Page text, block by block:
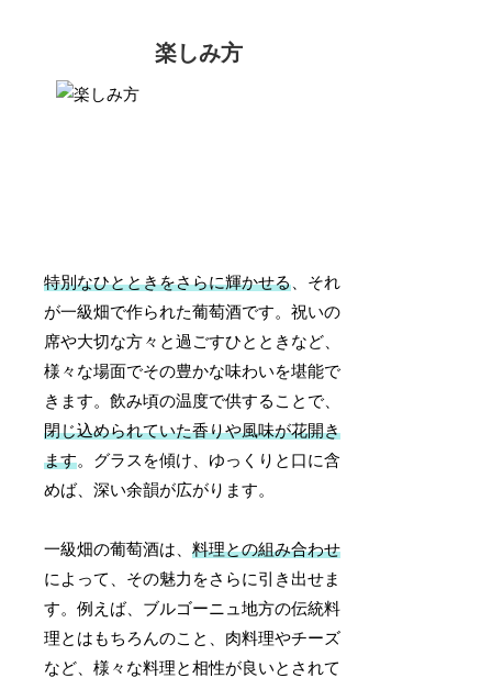
楽しみ方
特別なひとときをさらに輝かせる 、それ
が一級畑で作られた葡萄酒です。祝いの
席や大切な方々と過ごすひとときなど、
様々な場面でその豊かな味わいを堪能で
きます。飲み頃の温度で供することで、
閉じ込められていた香りや風味が花開き
ます。グラスを傾け、ゆっくりと口に含
めば、深い余韻が広がります。
一級畑の葡萄酒は、料理との組み合わせ
によって、その魅力をさらに引き出せま
す。例えば、ブルゴーニュ地方の伝統料
理とはもちろんのこと、肉料理やチーズ
など、様々な料理と相性が良いとされて